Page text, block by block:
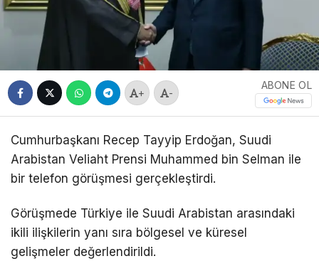
+ -
ABONE OL
Cumhurbaşkanı Recep Tayyip Erdoğan, Suudi
Arabistan Veliaht Prensi Muhammed bin Selman ile
bir telefon görüşmesi gerçekleştirdi.
Görüşmede Türkiye ile Suudi Arabistan arasındaki
ikili ilişkilerin yanı sıra bölgesel ve küresel
gelişmeler değerlendirildi.